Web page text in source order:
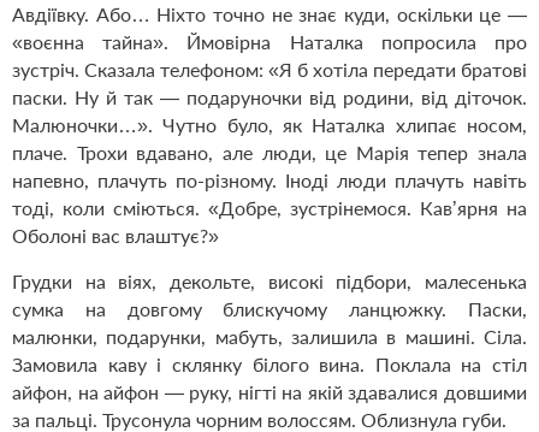
Авдіївку. Або… Ніхто точно не знає куди, оскільки це —
«воєнна тайна». Ймовірна Наталка попросила про
зустріч. Сказала телефоном: «Я б хотіла передати братові
паски. Ну й так — подаруночки від родини, від діточок.
Малюночки…». Чутно було, як Наталка хлипає носом,
плаче. Трохи вдавано, але люди, це Марія тепер знала
напевно, плачуть по-різному. Іноді люди плачуть навіть
тоді, коли сміються. «Добре, зустрінемося. Кав’ярня на
Оболоні вас влаштує?»
Грудки на віях, декольте, високі підбори, малесенька
сумка на довгому блискучому ланцюжку. Паски,
малюнки, подарунки, мабуть, залишила в машині. Сіла.
Замовила каву і склянку білого вина. Поклала на стіл
айфон, на айфон — руку, нігті на якій здавалися довшими
за пальці. Трусонула чорним волоссям. Облизнула губи.